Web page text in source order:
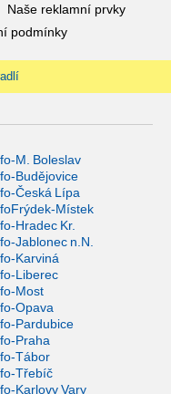
Naše reklamní prvky
podmínky
M. Boleslav
Budějovice
Česká Lípa
Místek
Hradec Kr.
Jablonec n.N.
Karviná
Liberec
Most
Opava
Pardubice
Praha
Tábor
Třebíč
Karlovy Vary